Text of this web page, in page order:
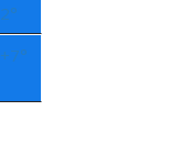
2°
+7°